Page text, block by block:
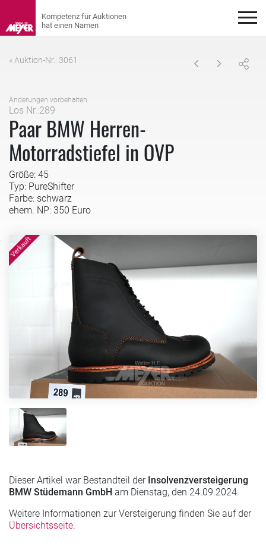
« Auktion-Nr.: 3061
Änderungen vorbehalten
Los Nr.:289
Paar BMW Herren-
Motorradstiefel in OVP
Größe: 45
Typ: PureShifter
Farbe: schwarz
ehem. NP: 350 Euro
Dieser Artikel war Bestandteil der Insolvenzversteigerung
BMW Stüdemann GmbH am Dienstag, den 24.09.2024.
Weitere Informationen zur Versteigerung finden Sie auf der
Übersichtsseite.